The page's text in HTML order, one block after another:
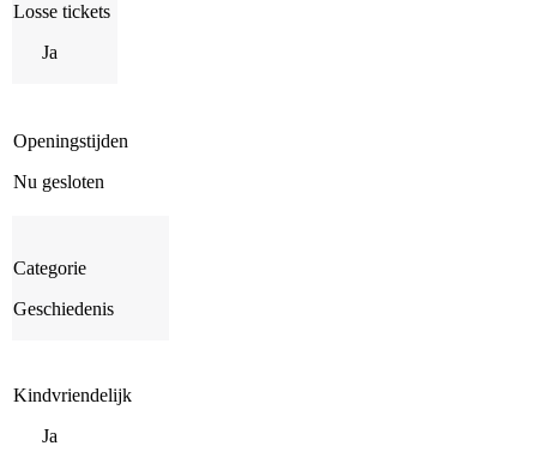
Losse tickets
Ja
Openingstijden
Nu gesloten
Categorie
Geschiedenis
Kindvriendelijk
Ja